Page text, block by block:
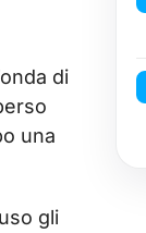
di
una
gli